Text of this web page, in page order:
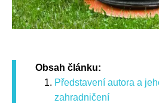
Obsah článku:
Představení autora a
zahradničení